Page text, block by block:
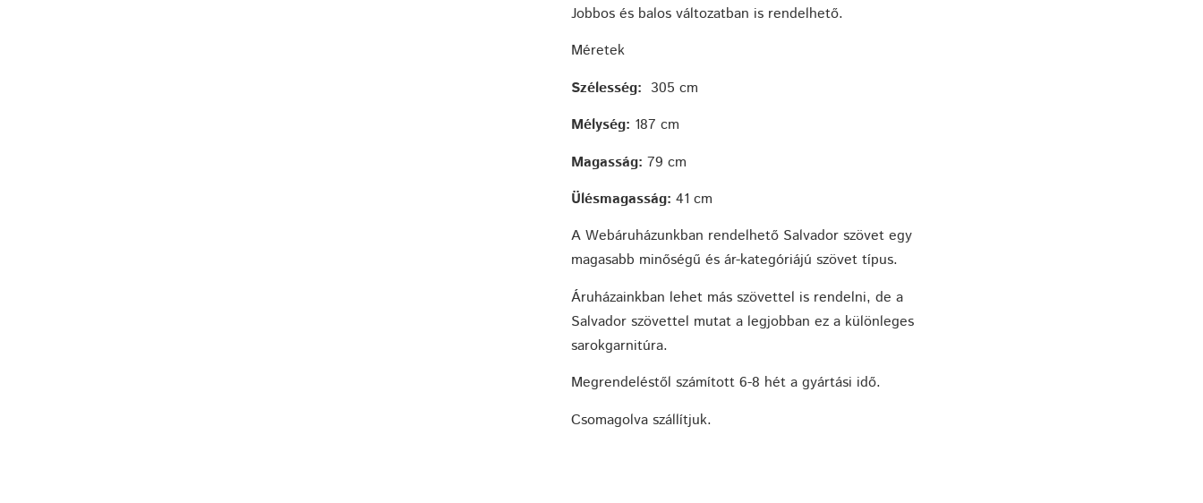
Jobbos és balos változatban is rendelhető.
Méretek
Szélesség: 305 cm
Mélység: 187 cm
Magasság: 79 cm
Ülésmagasság: 41 cm
A Webáruházunkban rendelhető Salvador szövet egy
magasabb minőségű és ár-kategóriájú szövet típus.
Áruházainkban lehet más szövettel is rendelni, de a
Salvador szövettel mutat a legjobban ez a különleges
sarokgarnitúra.
Megrendeléstől számított 6-8 hét a gyártási idő.
Csomagolva szállítjuk.